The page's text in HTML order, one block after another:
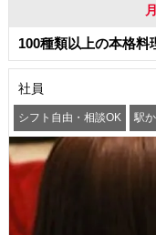
100種類以上の本格
社員
シフト自由・相談OK 駅